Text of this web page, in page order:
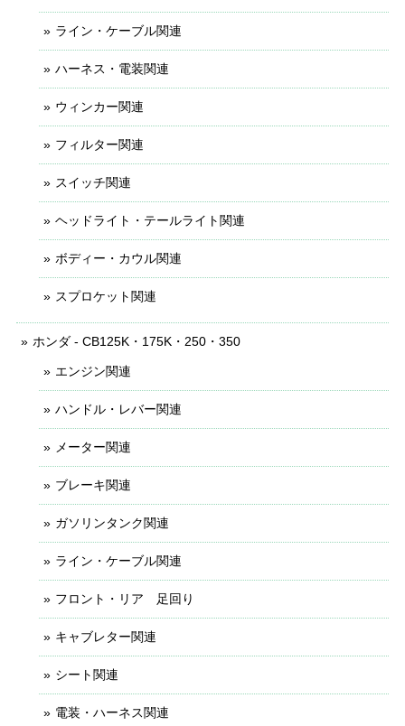
ライン・ケーブル関連
ハーネス・電装関連
ウィンカー関連
フィルター関連
スイッチ関連
ヘッドライト・テールライト関連
ボディー・カウル関連
スプロケット関連
ホンダ - CB125K・175K・250・350
エンジン関連
ハンドル・レバー関連
メーター関連
ブレーキ関連
ガソリンタンク関連
ライン・ケーブル関連
フロント・リア 足回り
キャブレター関連
シート関連
電装・ハーネス関連